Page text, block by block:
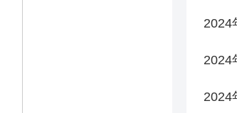
2024
2024
2024